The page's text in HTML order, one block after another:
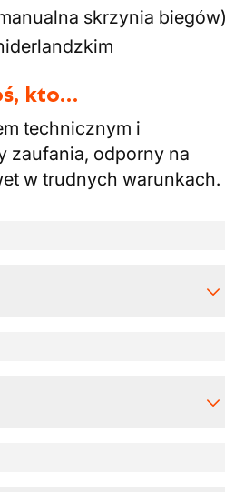
skrzynia biegów)
kto…
technicznym i
zaufania, odporny na
w trudnych warunkach.